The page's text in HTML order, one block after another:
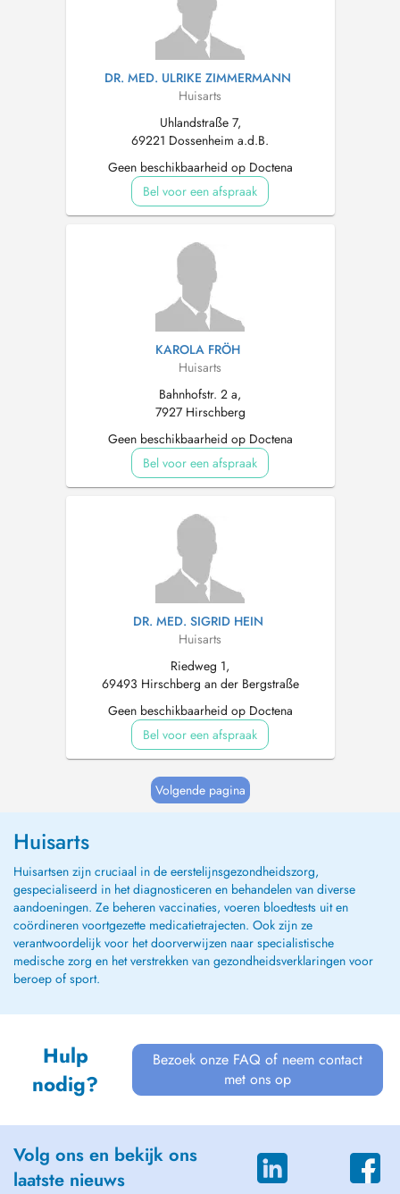
DR. MED. ULRIKE ZIMMERMANN
Huisarts
Uhlandstraße 7,
69221 Dossenheim a.d.B.
Geen beschikbaarheid op Doctena
Bel voor een afspraak
KAROLA FRÖH
Huisarts
Bahnhofstr. 2 a,
7927 Hirschberg
Geen beschikbaarheid op Doctena
Bel voor een afspraak
DR. MED. SIGRID HEIN
Huisarts
Riedweg 1,
69493 Hirschberg an der Bergstraße
Geen beschikbaarheid op Doctena
Bel voor een afspraak
Volgende pagina
Huisarts
Huisartsen zijn cruciaal in de eerstelijnsgezondheidszorg,
gespecialiseerd in het diagnosticeren en behandelen van diverse
aandoeningen. Ze beheren vaccinaties, voeren bloedtests uit en
coördineren voortgezette medicatietrajecten. Ook zijn ze
verantwoordelijk voor het doorverwijzen naar specialistische
medische zorg en het verstrekken van gezondheidsverklaringen voor
beroep of sport.
Hulp
nodig?
Bezoek onze FAQ of neem contact
met ons op
Volg ons en bekijk ons
laatste nieuws